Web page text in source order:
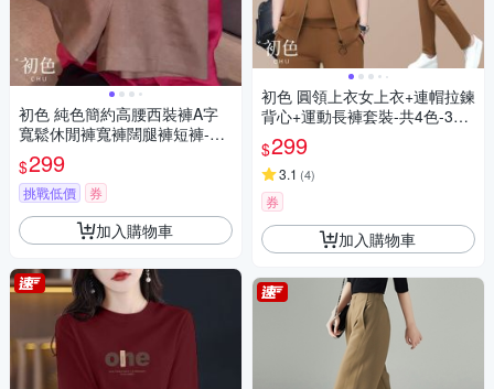
初色 純色簡約高腰西裝褲A字
寬鬆休閒褲寬褲闊腿褲短褲-共
3色-12680(M-2XL可選)
$299
挑戰低價 券
加入購物車
初色 圓領上衣女上衣+連帽拉鍊
背心+運動長褲套裝-共4色-396
56(M-4XL可選)
$299
3.1 (4)
券
加入購物車